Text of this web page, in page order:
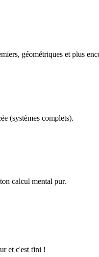
géométriques et plus
(systèmes complets).
calcul mental pur.
et c'est fini !